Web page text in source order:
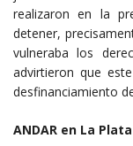
realizaron en la
detener,
vulneraba los
advirtieron que
desfinanciamiento
ANDAR en La Plata